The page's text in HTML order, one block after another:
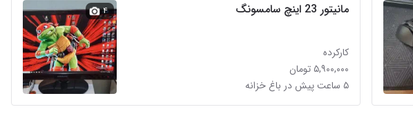
مانیتور 23 اینچ سامسونگ
کارکرده
۵,۹۰۰,۰۰۰ تومان
۵ ساعت پیش در باغ خزانه
۴